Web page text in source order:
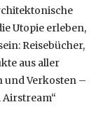
Utopie erleben,
Reisebücher,
aus aller
und Verkosten –